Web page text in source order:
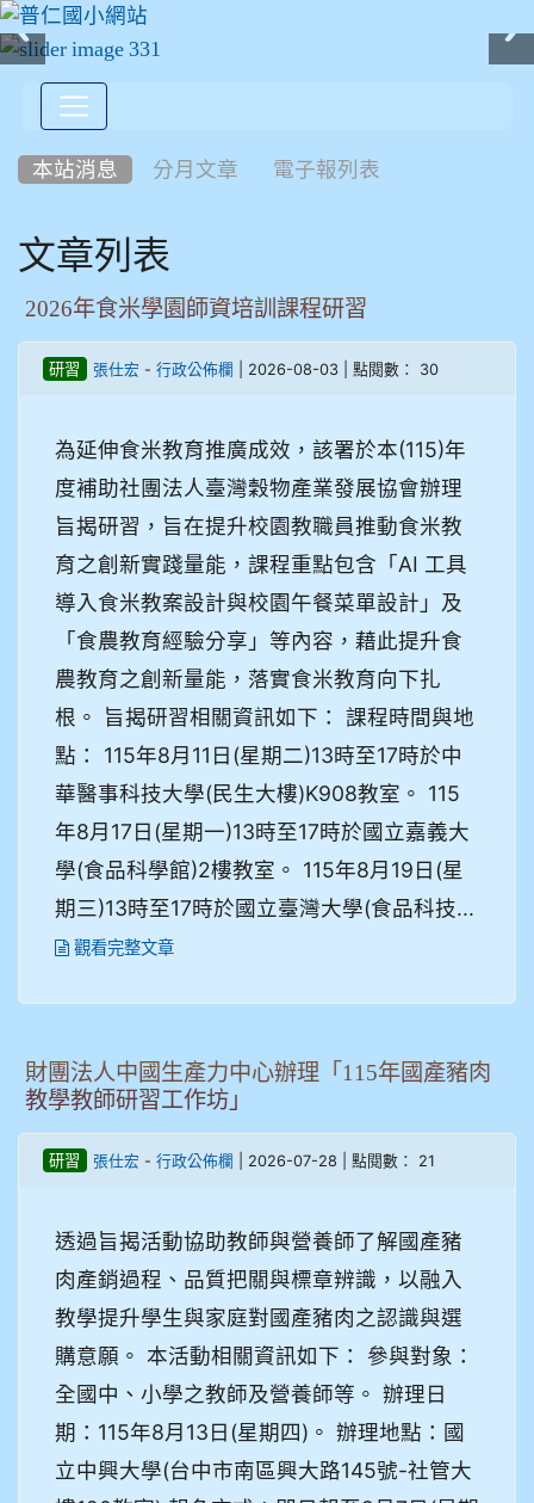
本站消息 分月文章 電子報列表
文章列表
2026年食米學園師資培訓課程研習
研習 張仕宏 - 行政公佈欄 | 2026-08-03 | 點閱數： 30
為延伸食米教育推廣成效，該署於本(115)年
度補助社團法人臺灣穀物產業發展協會辦理
旨揭研習，旨在提升校園教職員推動食米教
育之創新實踐量能，課程重點包含「AI 工具
導入食米教案設計與校園午餐菜單設計」及
「食農教育經驗分享」等內容，藉此提升食
農教育之創新量能，落實食米教育向下扎
根。 旨揭研習相關資訊如下： 課程時間與地
點： 115年8月11日(星期二)13時至17時於中
華醫事科技大學(民生大樓)K908教室。 115
年8月17日(星期一)13時至17時於國立嘉義大
學(食品科學館)2樓教室。 115年8月19日(星
期三)13時至17時於國立臺灣大學(食品科技...
觀看完整文章
財團法人中國生產力中心辦理「115年國產豬肉
教學教師研習工作坊」
研習 張仕宏 - 行政公佈欄 | 2026-07-28 | 點閱數： 21
透過旨揭活動協助教師與營養師了解國產豬
肉產銷過程、品質把關與標章辨識，以融入
教學提升學生與家庭對國產豬肉之認識與選
購意願。 本活動相關資訊如下： 參與對象：
全國中、小學之教師及營養師等。 辦理日
期：115年8月13日(星期四)。 辦理地點：國
立中興大學(台中市南區興大路145號-社管大